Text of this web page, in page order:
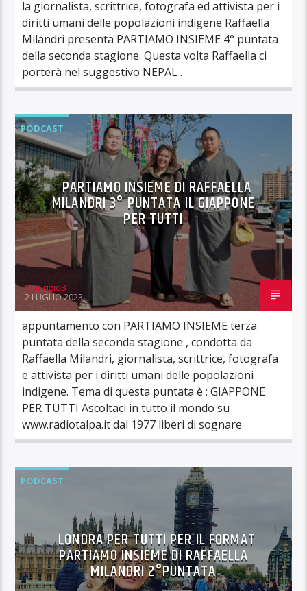
la giornalista, scrittrice, fotografa ed attivista per i
diritti umani delle popolazioni indigene Raffaella
Milandri presenta PARTIAMO INSIEME 4° puntata
della seconda stagione. Questa volta Raffaella ci
porterà nel suggestivo NEPAL .
PODCAST
PARTIAMO INSIEME DI RAFFAELLA
MILANDRI 3° PUNTATA IL GIAPPONE
PER TUTTI
MaurizioB
2 LUGLIO 2023
appuntamento con PARTIAMO INSIEME terza
puntata della seconda stagione , condotta da
Raffaella Milandri, giornalista, scrittrice, fotografa
e attivista per i diritti umani delle popolazioni
indigene. Tema di questa puntata è : GIAPPONE
PER TUTTI Ascoltaci in tutto il mondo su
www.radiotalpa.it dal 1977 liberi di sognare
PODCAST
LONDRA PER TUTTI PER IL FORMAT
PARTIAMO INSIEME DI RAFFAELLA
MILANDRI 2°PUNTATA